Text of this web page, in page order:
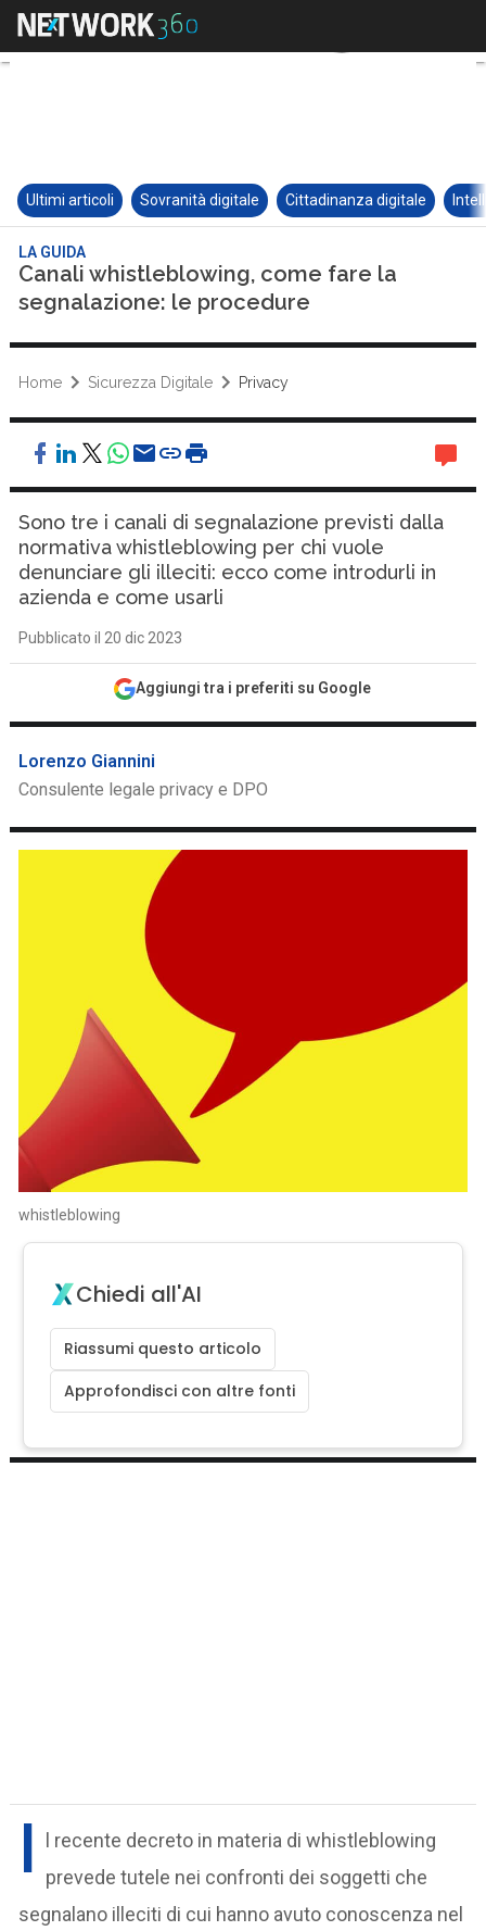
Ultimi articoli Sovranità digitale Cittadinanza digitale
LA GUIDA
Canali whistleblowing, come fare la
segnalazione: le procedure
Home Sicurezza Digitale Privacy
Sono tre i canali di segnalazione previsti dalla
normativa whistleblowing per chi vuole
denunciare gli illeciti: ecco come introdurli in
azienda e come usarli
Pubblicato il 20 dic 2023
Aggiungi tra i preferiti su Google
Lorenzo Giannini
Consulente legale privacy e DPO
whistleblowing
Chiedi all'AI
Riassumi questo articolo
Approfondisci con altre fonti
I
l recente decreto in materia di whistleblowing
prevede tutele nei confronti dei soggetti che
segnalano illeciti di cui hanno avuto conoscenza nel